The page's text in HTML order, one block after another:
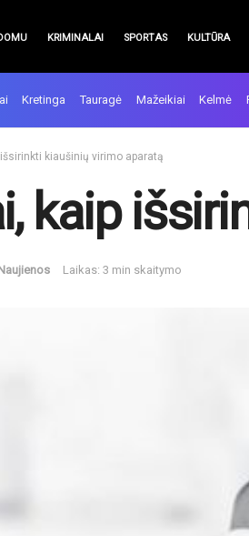
KRIMINALAI SPORTAS KULTŪRA
Kretinga Tauragė Mažeikiai Kelmė
kiaušinių virimo aparatą
kaip
Laikas: 3 min skaitymo